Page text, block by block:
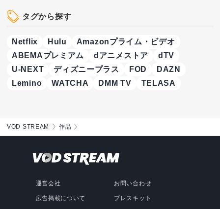
タグから探す
Netflix Hulu
Amazonプライム・ビデオ
ABEMAプレミアム
dアニメストア
dTV
U-NEXT
ディズニープラス FOD
DAZN
Lemino
WATCHA DMM TV TELASA
VOD STREAM 作品
運営会社
広告掲載について
お問い合わせ
プレスキット